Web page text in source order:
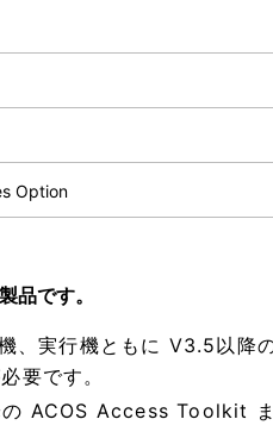
Option
品です。
、実行機ともに V3.5以
です。
の ACOS Access